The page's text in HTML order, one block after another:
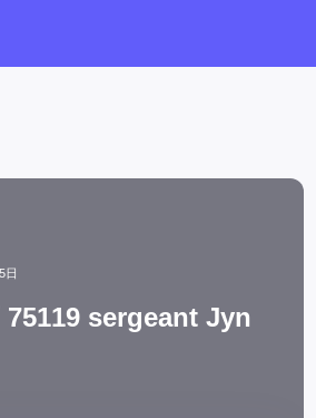
日
sergeant Jyn